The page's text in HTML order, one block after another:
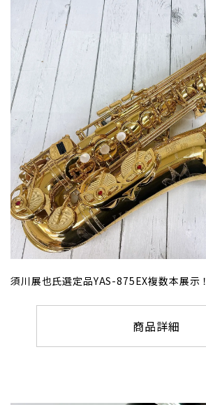
須川展也氏選定品YAS-875EX複数本展示！
商品詳細